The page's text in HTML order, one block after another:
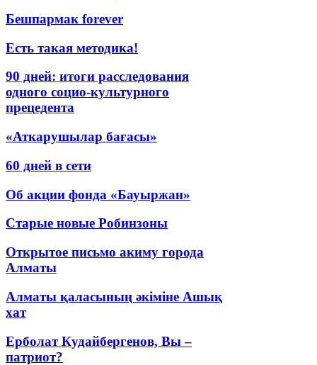
Бешпармак forever
Есть такая методика!
90 дней: итоги расследования
одного социо-культурного
прецедента
«Аткарушылар бағасы»
60 дней в сети
Об акции фонда «Бауыржан»
Старые новые Робинзоны
Открытое письмо акиму города
Алматы
Алматы қаласының әкіміне Ашық
хат
Ерболат Кудайбергенов, Вы –
патриот?